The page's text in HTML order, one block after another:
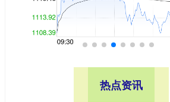
热点资讯